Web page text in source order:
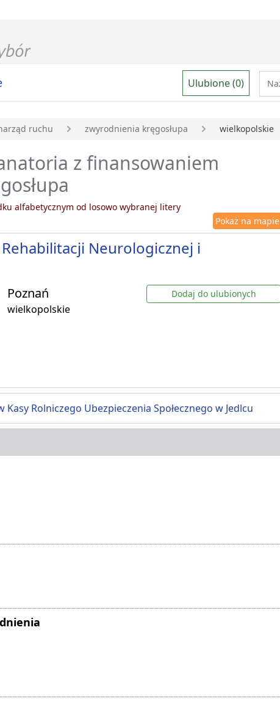
Ulubione (0)
ruchu zwyrodnienia kręgosłupa wielkopolskie
z finansowaniem
alfabetycznym od losowo wybranej litery
Pokaż na mapie
Neurologicznej i
Poznań
wielkopolskie
Dodaj do ulubionych
Rolniczego Ubezpieczenia Społecznego w Jedlcu